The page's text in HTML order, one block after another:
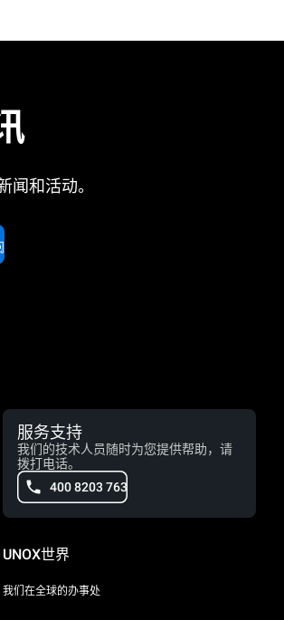
闻和活动。
服务支持
我们的技术人员随时为您提供帮助，请
拨打电话。
400 8203 763
UNOX世界
我们在全球的办事处